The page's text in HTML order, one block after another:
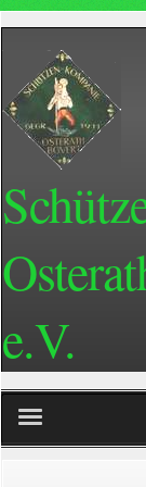
e.V.